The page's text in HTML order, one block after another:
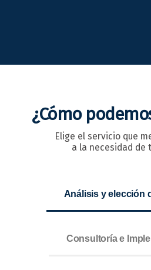
¿Cómo
Elige el servicio que
a la necesidad de
Análisis y elección
Consultoría e